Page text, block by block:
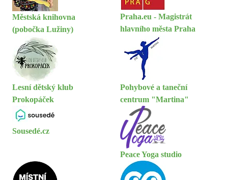
Městská knihovna
(pobočka Lužiny)
Praha.eu - Magistrát
hlavního města Praha
Lesní dětský klub
Prokopáček
Pohybové a taneční
centrum "Martina"
Sousedé.cz
Peace Yoga studio